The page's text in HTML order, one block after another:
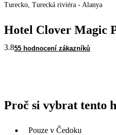
Turecko, Turecká riviéra - Alanya
Hotel Clover Magic
3.855 hodnocení zákazníků
Proč si vybrat tento
Pouze v Čedoku